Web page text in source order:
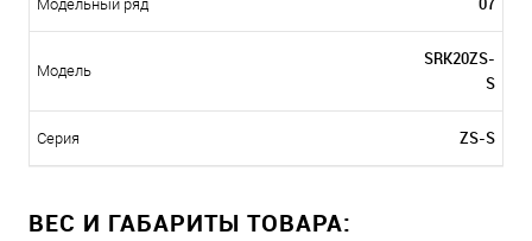
Модельный ряд
Модель
SRK20ZS-
S
Серия ZS-S
ВЕС И ГАБАРИТЫ ТОВАРА: